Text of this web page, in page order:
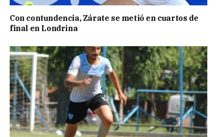
Con contundencia, Zárate se metió en cuartos de
final en Londrina